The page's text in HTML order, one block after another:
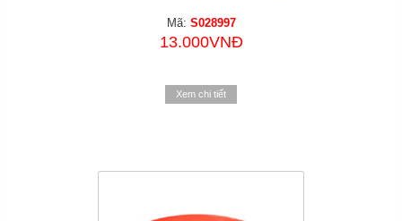
Mã: S028997
13.000VNĐ
Xem chi tiết